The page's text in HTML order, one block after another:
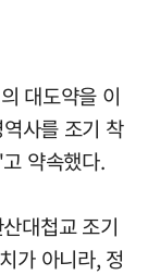
대도약을 이
사를 조기 착
약속했다.
대첩교 조기
가 아니라, 정